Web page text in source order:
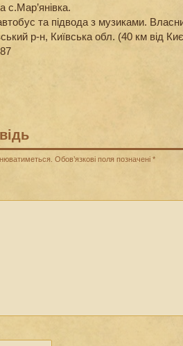
с.Мар’янівка.
та підвода з музиками.
р-н, Київська обл. (40 км від
Обов’язкові поля позначені *